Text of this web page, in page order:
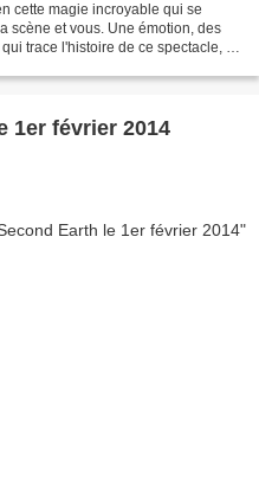
cette magie incroyable qui se
scène et vous. Une émotion, des
trace l'histoire de ce spectacle, le
1er février 2014